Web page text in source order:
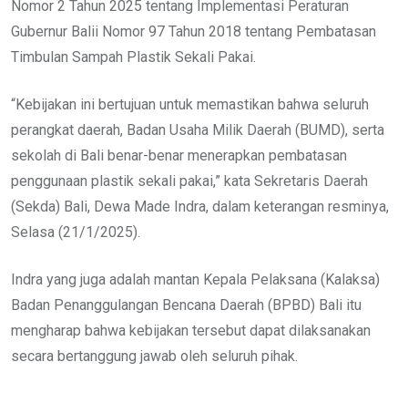
Nomor 2 Tahun 2025 tentang Implementasi Peraturan
Gubernur Balii Nomor 97 Tahun 2018 tentang Pembatasan
Timbulan Sampah Plastik Sekali Pakai.
“Kebijakan ini bertujuan untuk memastikan bahwa seluruh
perangkat daerah, Badan Usaha Milik Daerah (BUMD), serta
sekolah di Bali benar-benar menerapkan pembatasan
penggunaan plastik sekali pakai,” kata Sekretaris Daerah
(Sekda) Bali, Dewa Made Indra, dalam keterangan resminya,
Selasa (21/1/2025).
Indra yang juga adalah mantan Kepala Pelaksana (Kalaksa)
Badan Penanggulangan Bencana Daerah (BPBD) Bali itu
mengharap bahwa kebijakan tersebut dapat dilaksanakan
secara bertanggung jawab oleh seluruh pihak.